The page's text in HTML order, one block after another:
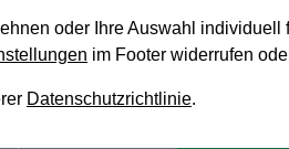
oder Ihre Auswahl individuell
im Footer widerrufen
Datenschutzrichtlinie.